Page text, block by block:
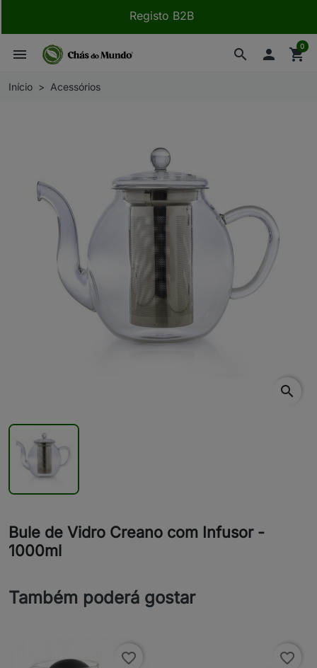
Registo B2B
search
menu  shopping_cart
0
Início Acessórios
search
Bule de Vidro Creano com Infusor -
1000ml
Também poderá gostar
favorite_border favorite_border